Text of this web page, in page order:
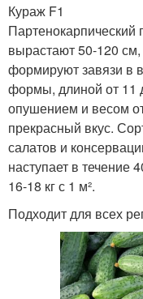
Кураж F1
Партенокарпический
вырастают 50-120
формируют завязи в
формы, длиной от 11
опушением и весом
прекрасный вкус.
салатов и
наступает в течение
16-18 кг с 1 м².
Подходит для всех